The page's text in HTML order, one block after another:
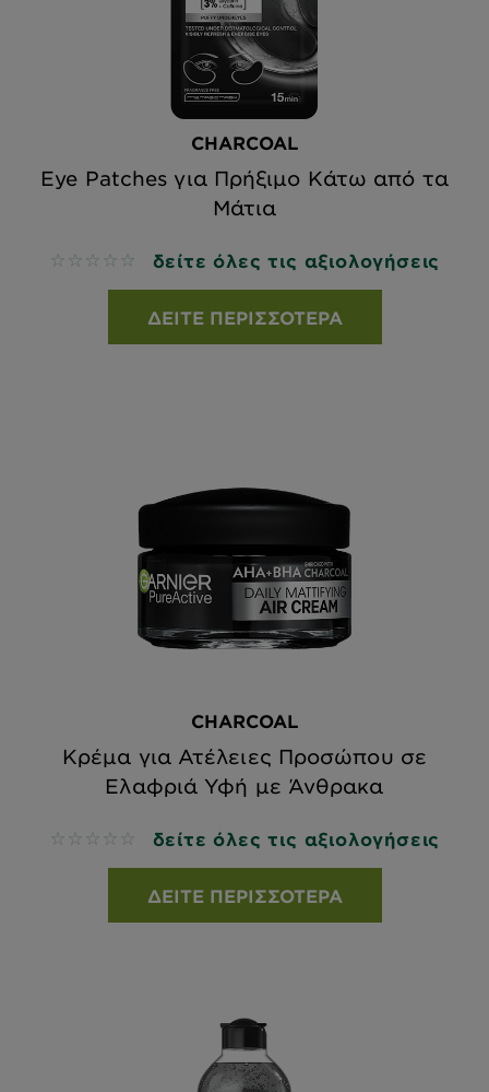
CHARCOAL
Eye Patches για Πρήξιμο Κάτω από τα
Μάτια
No reviews δείτε όλες τις αξιολογήσεις
ΔΕΊΤΕ ΠΕΡΙΣΣΌΤΕΡΑ
CHARCOAL
Κρέμα για Ατέλειες Προσώπου σε
Ελαφριά Υφή με Άνθρακα
No reviews δείτε όλες τις αξιολογήσεις
ΔΕΊΤΕ ΠΕΡΙΣΣΌΤΕΡΑ